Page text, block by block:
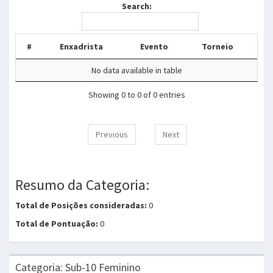
Search:
# Enxadrista Evento Torneio
No data available in table
Showing 0 to 0 of 0 entries
Previous Next
Resumo da Categoria:
Total de Posições consideradas: 0
Total de Pontuação: 0
Categoria: Sub-10 Feminino